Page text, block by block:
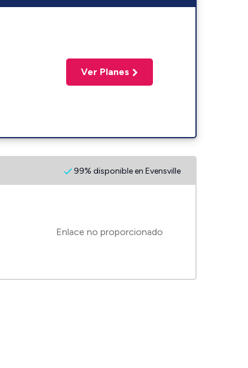
Ver Planes
99% disponible en Evensville
Enlace no proporcionado